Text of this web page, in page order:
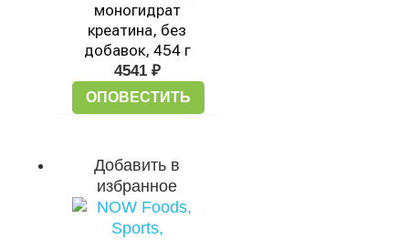
моногидрат
креатина, без
добавок, 454 г
4541 ₽
ОПОВЕСТИТЬ
Добавить в
избранное